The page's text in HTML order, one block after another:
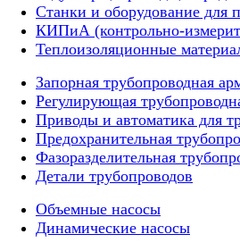
Станки и оборудование для
КИПиА (контрольно-
Теплоизоляционные
Запорная трубопроводная
Регулирующая
Приводы и автоматика для
Предохранительная
Фазоразделительная
Детали трубопроводов
Объемные насосы
Динамические насосы